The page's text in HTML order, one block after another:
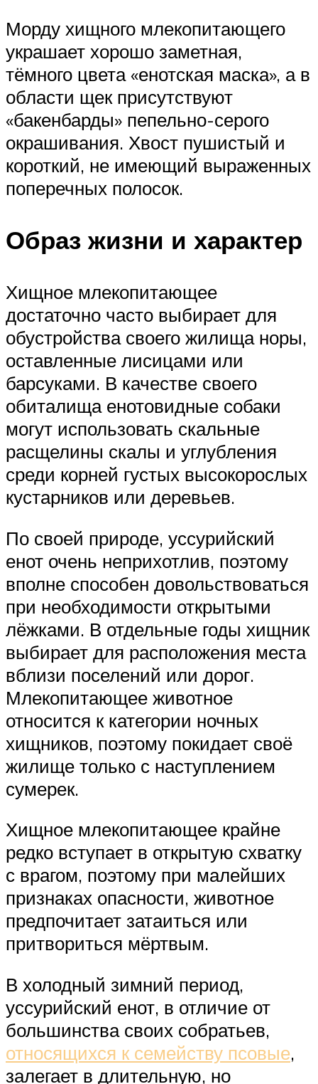
Морду хищного млекопитающего
украшает хорошо заметная,
тёмного цвета «енотская маска», а в
области щек присутствуют
«бакенбарды» пепельно-серого
окрашивания. Хвост пушистый и
короткий, не имеющий выраженных
поперечных полосок.
Образ жизни и характер
Хищное млекопитающее
достаточно часто выбирает для
обустройства своего жилища норы,
оставленные лисицами или
барсуками. В качестве своего
обиталища енотовидные собаки
могут использовать скальные
расщелины скалы и углубления
среди корней густых высокорослых
кустарников или деревьев.
По своей природе, уссурийский
енот очень неприхотлив, поэтому
вполне способен довольствоваться
при необходимости открытыми
лёжками. В отдельные годы хищник
выбирает для расположения места
вблизи поселений или дорог.
Млекопитающее животное
относится к категории ночных
хищников, поэтому покидает своё
жилище только с наступлением
сумерек.
Хищное млекопитающее крайне
редко вступает в открытую схватку
с врагом, поэтому при малейших
признаках опасности, животное
предпочитает затаиться или
притвориться мёртвым.
В холодный зимний период,
уссурийский енот, в отличие от
большинства своих собратьев,
относящихся к семейству псовые,
залегает в длительную, но